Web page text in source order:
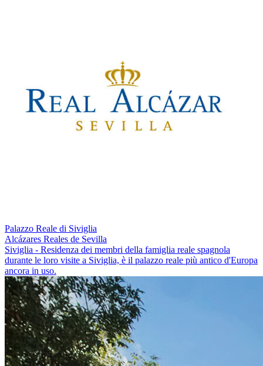
Palazzo Reale di Siviglia
Alcázares Reales de Sevilla
Siviglia - Residenza dei membri della famiglia reale spagnola
durante le loro visite a Siviglia, è il palazzo reale più antico d'Europa
ancora in uso.